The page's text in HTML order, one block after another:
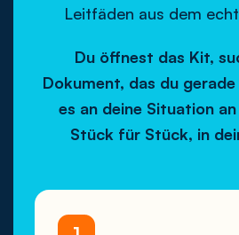
Leitfäden aus dem
Du öffnest das Kit,
Dokument, das du
es an deine Situation
Stück für Stück, in